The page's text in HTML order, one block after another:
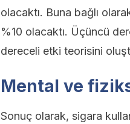
olacaktı. Buna bağlı
%10 olacaktı. Üçüncü
dereceli etki teorisini
Mental ve
Sonuç olarak, sigara